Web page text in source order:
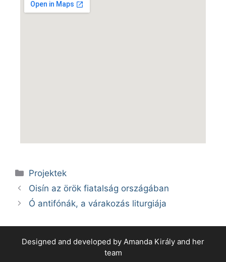
Projektek
Oisín az örök fiatalság országában
Ó antifónák, a várakozás liturgiája
Designed and developed by Amanda Király and her
team